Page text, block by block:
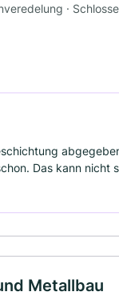
·
Das kann nicht
Metallbau